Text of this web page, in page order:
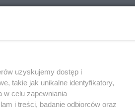
zarobić
uzyskujemy dostęp i
takie jak unikalne identyfikatory,
w celu zapewniania
i treści, badanie odbiorców oraz